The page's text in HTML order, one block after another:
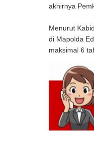
akhirnya
Menurut
di Mapolda
maksimal 6